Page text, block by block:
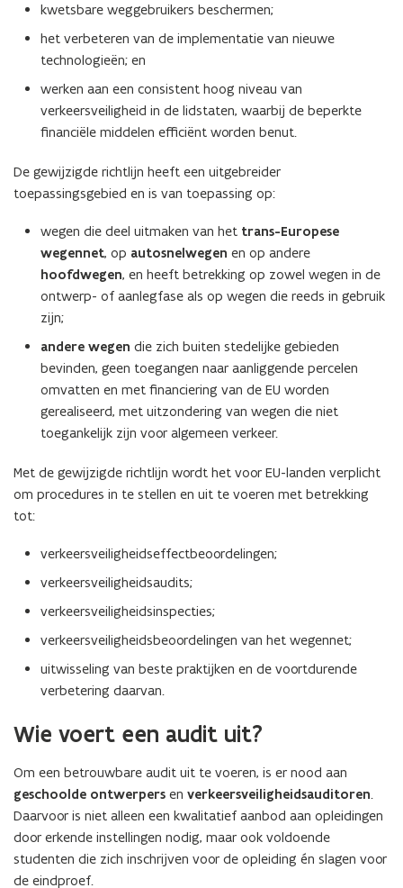
kwetsbare weggebruikers beschermen;
het verbeteren van de implementatie van nieuwe
technologieën; en
werken aan een consistent hoog niveau van
verkeersveiligheid in de lidstaten, waarbij de beperkte
financiële middelen efficiënt worden benut.
De gewijzigde richtlijn heeft een uitgebreider
toepassingsgebied en is van toepassing op:
wegen die deel uitmaken van het trans-Europese
wegennet, op autosnelwegen en op andere
hoofdwegen, en heeft betrekking op zowel wegen in de
ontwerp- of aanlegfase als op wegen die reeds in gebruik
zijn;
andere wegen die zich buiten stedelijke gebieden
bevinden, geen toegangen naar aanliggende percelen
omvatten en met financiering van de EU worden
gerealiseerd, met uitzondering van wegen die niet
toegankelijk zijn voor algemeen verkeer.
Met de gewijzigde richtlijn wordt het voor EU-landen verplicht
om procedures in te stellen en uit te voeren met betrekking
tot:
verkeersveiligheidseffectbeoordelingen;
verkeersveiligheidsaudits;
verkeersveiligheidsinspecties;
verkeersveiligheidsbeoordelingen van het wegennet;
uitwisseling van beste praktijken en de voortdurende
verbetering daarvan.
Wie voert een audit uit?
Om een betrouwbare audit uit te voeren, is er nood aan
geschoolde ontwerpers en verkeersveiligheidsauditoren.
Daarvoor is niet alleen een kwalitatief aanbod aan opleidingen
door erkende instellingen nodig, maar ook voldoende
studenten die zich inschrijven voor de opleiding én slagen voor
de eindproef.